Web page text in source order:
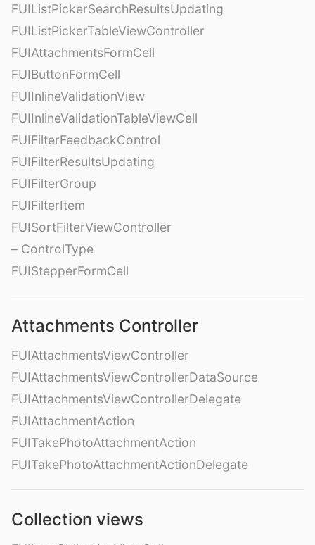
FUIListPickerSearchResultsUpdating
FUIListPickerTableViewController
FUIAttachmentsFormCell
FUIButtonFormCell
FUIInlineValidationView
FUIInlineValidationTableViewCell
FUIFilterFeedbackControl
FUIFilterResultsUpdating
FUIFilterGroup
FUIFilterItem
FUISortFilterViewController
– ControlType
FUIStepperFormCell
Attachments Controller
FUIAttachmentsViewController
FUIAttachmentsViewControllerDataSource
FUIAttachmentsViewControllerDelegate
FUIAttachmentAction
FUITakePhotoAttachmentAction
FUITakePhotoAttachmentActionDelegate
Collection views